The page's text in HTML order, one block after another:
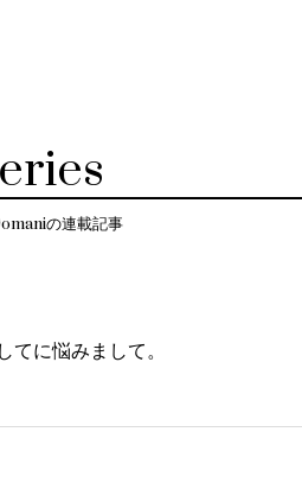
の連載記事
てに悩みまして。